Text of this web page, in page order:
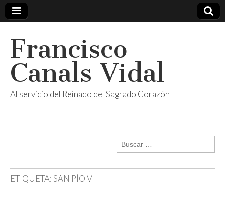
Francisco
Canals Vidal
Al servicio del Reinado del Sagrado Corazón
Buscar:
ETIQUETA:SAN PÍO V